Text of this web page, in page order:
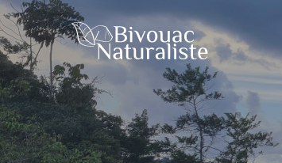
Skip
to
main
content